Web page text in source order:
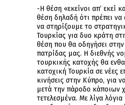
-H θέση «εκείνοι απ’ εκεί
θέση δηλαδή ότι πρέπει να
να στηρίξουμε το
Τουρκίας για δυο κράτη
θέση που θα οδηγήσει
πατρίδας μας. Η διεθνής
τουρκικής κατοχής θα
κατοχική Τουρκία σε νέες
κινήσεις στην Κύπρο, για
μετά την πάροδο κάποιων
τετελεσμένα. Με λίγα